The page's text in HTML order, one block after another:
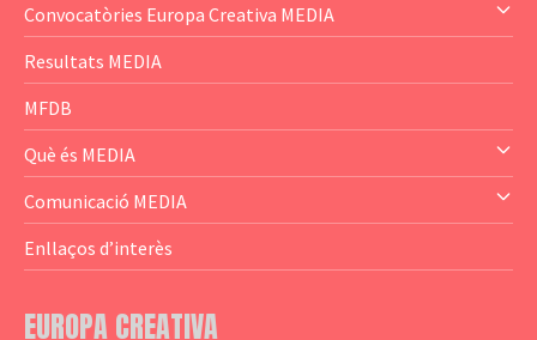
Convocatòries Europa Creativa MEDIA
— Content Cluster
— Business Cluster
— Audience Cluster
— Altres
Resultats MEDIA
MFDB
Què és MEDIA
— El subprograma MEDIA
— Agència Executiva
Comunicació MEDIA
— Estrenes a Catalunya
Enllaços d’interès
EUROPA CREATIVA